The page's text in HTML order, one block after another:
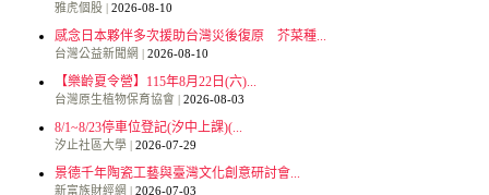
雅虎個股 2026-08-10
感念日本夥伴多次援助台灣災後復原 芥菜種...
台灣公益新聞網 2026-08-10
【樂齡夏令營】115年8月22日(六)...
台灣原生植物保育協會 2026-08-03
8/1~8/23停車位登記(汐中上課)(...
汐止社區大學 2026-07-29
景德千年陶瓷工藝與臺灣文化創意研討會...
新富族財經網 2026-07-03